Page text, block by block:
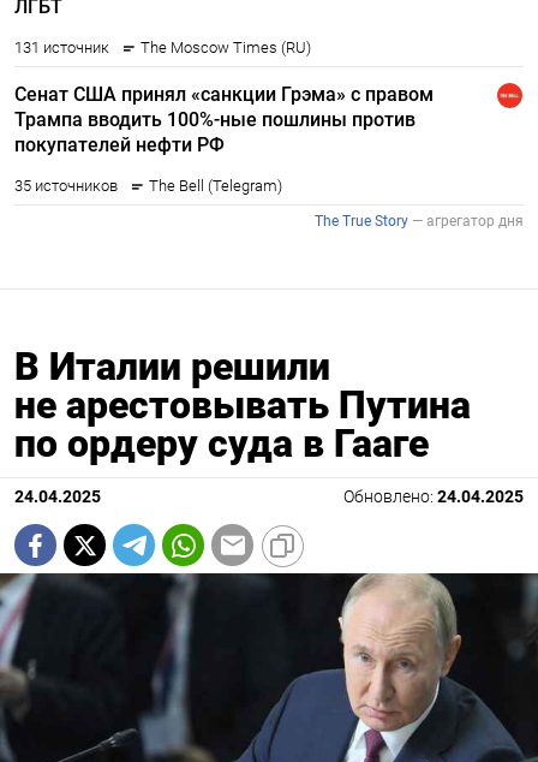
В Италии решили
не арестовывать Путина
по ордеру суда в Гааге
24.04.2025 Обновлено: 24.04.2025